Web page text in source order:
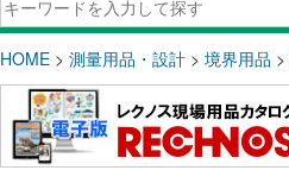
HOME > 測量用品・設計 > 境界用品 >